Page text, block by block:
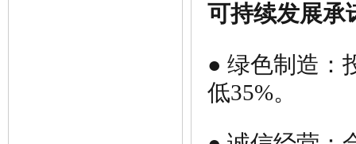
可持续发展承
● 绿色制造：
低35%。